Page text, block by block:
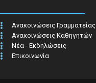
Ανακοινώσεις Γραμματείας
Ανακοινώσεις Καθηγητών
Νέα - Εκδηλώσεις
Επικοινωνία